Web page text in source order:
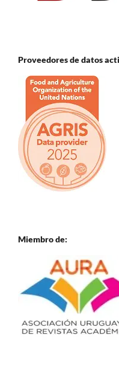
Proveedores de datos
Miembro de: